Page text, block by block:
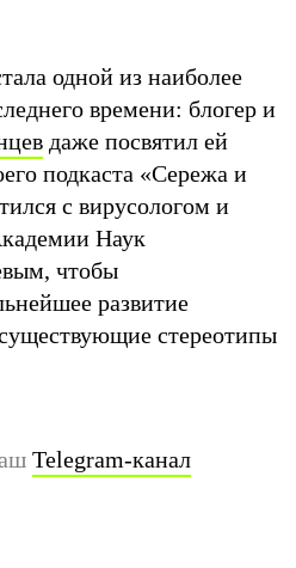
одной из наиболее
времени: блогер и
даже посвятил ей
подкаста «Сережа и
с вирусологом и
Наук
чтобы
развитие
стереотипы
Telegram-канал